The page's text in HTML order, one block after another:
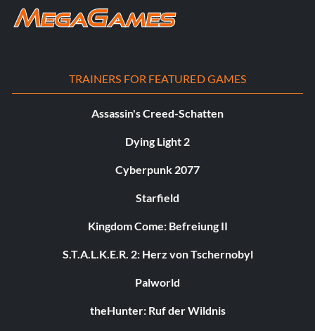
TRAINERS FOR FEATURED GAMES
Assassin's Creed-Schatten
Dying Light 2
Cyberpunk 2077
Starfield
Kingdom Come: Befreiung II
S.T.A.L.K.E.R. 2: Herz von Tschernobyl
Palworld
theHunter: Ruf der Wildnis